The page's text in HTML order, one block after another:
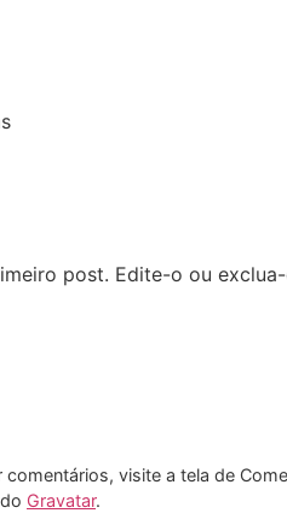
post. Edite-o ou
visite a tela de
Gravatar.